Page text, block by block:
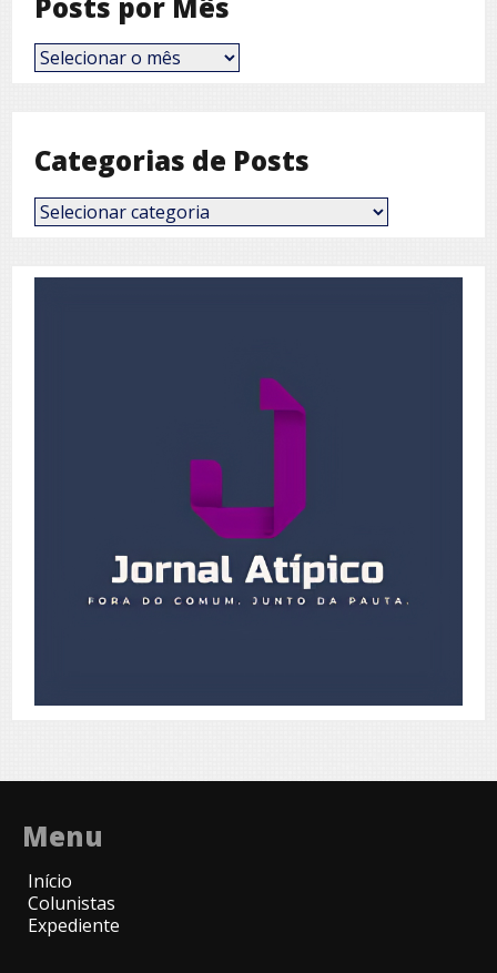
Posts
por
Categorias de Posts
Categorias
de
Menu
Início
Colunistas
Expediente